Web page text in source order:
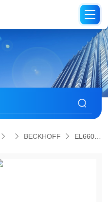
BECKHOFF EL6601德国BECKHOFF倍福以太网交换机端口模块